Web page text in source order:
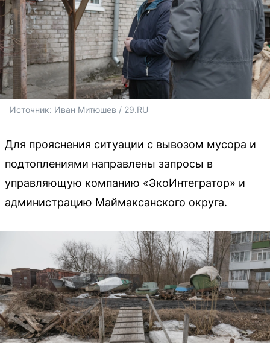
Источник: Иван Митюшев / 29.RU
Для прояснения ситуации с вывозом мусора и
подтоплениями направлены запросы в
управляющую компанию «ЭкоИнтегратор» и
администрацию Маймаксанского округа.